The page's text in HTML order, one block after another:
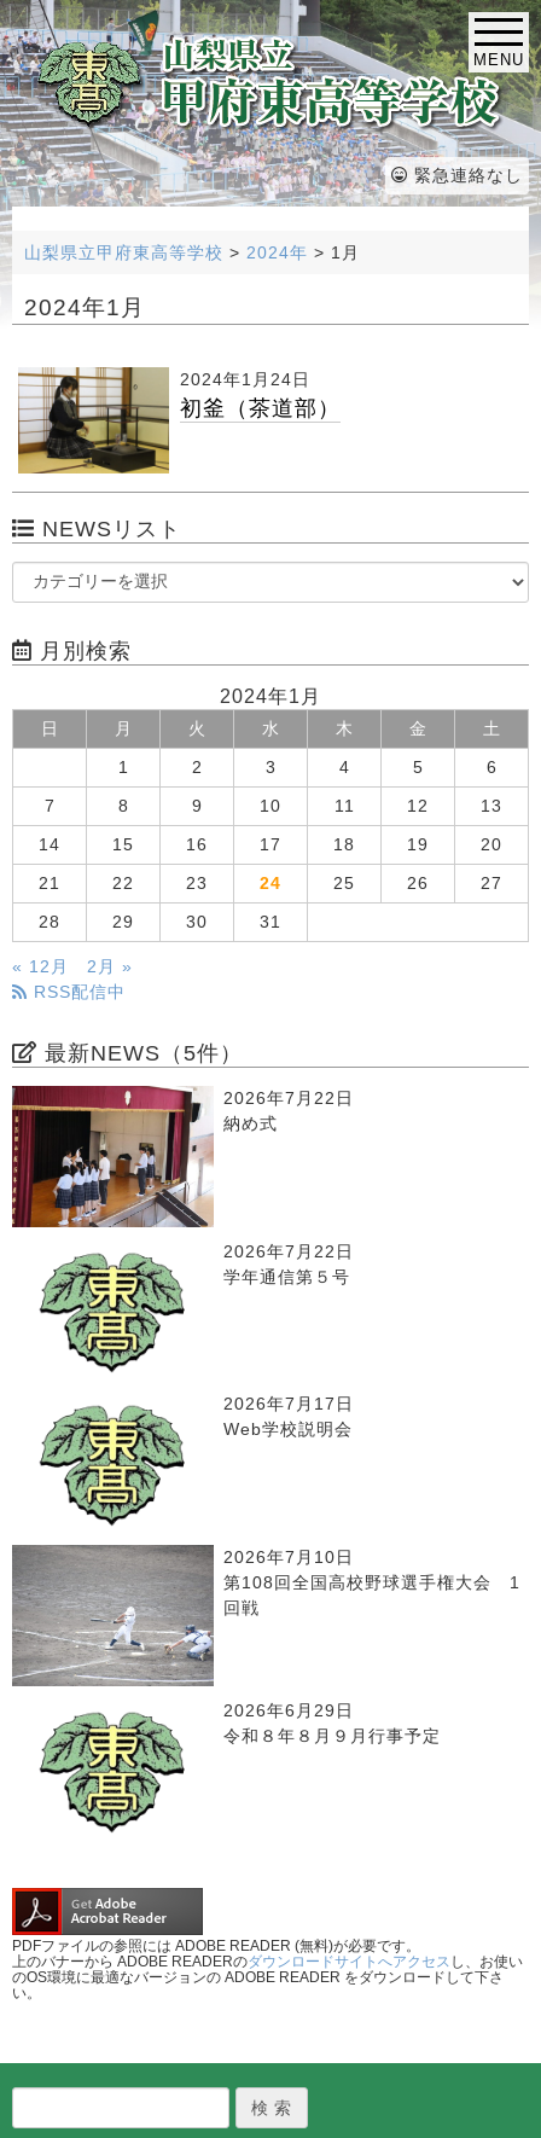
MENU
緊急連絡なし
山梨県立甲府東高等学校 > 2024年 > 1月
2024年1月
2024年1月24日
初釜（茶道部）
NEWSリスト
月別検索
2024年1月
日 月 火 水 木 金 土
1 2 3 4 5 6
7 8 9 10 11 12 13
14 15 16 17 18 19 20
21 22 23 24 25 26 27
28 29 30 31
« 12月
2月 »
RSS配信中
最新NEWS（5件）
2026年7月22日
納め式
2026年7月22日
学年通信第５号
2026年7月17日
Web学校説明会
2026年7月10日
第108回全国高校野球選手権大会 1
回戦
2026年6月29日
令和８年８月９月行事予定
PDFファイルの参照には ADOBE READER (無料)が必要です。
上のバナーから ADOBE READERのダウンロードサイトへアクセス し、お使い
のOS環境に最適なバージョンの ADOBE READER をダウンロードして下さ
い。